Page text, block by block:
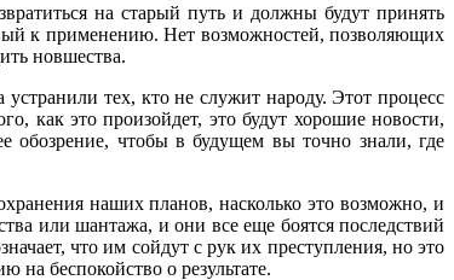
на старый путь и должны будут принять
к применению. Нет возможностей, позволяющих
новшества.
тех, кто не служит народу. Этот процесс
как это произойдет, это будут хорошие новости,
обозрение, чтобы в будущем вы точно знали, где
наших планов, насколько это возможно, и
или шантажа, и они все еще боятся последствий
что им сойдут с рук их преступления, но это
на беспокойство о результате.